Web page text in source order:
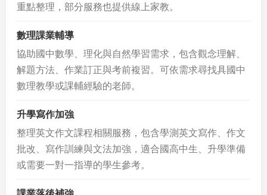
重點整理，部分服務也提供線上家教。
數理課業輔導
協助國中數學、理化與自然學習需求，包含觀念理解、
解題方法、作業訂正與考前複習。可依需求尋找具國中
數理教學或課輔經驗的老師。
升學寫作加強
整理英文作文課程相關服務，包含學測英文寫作、作文
批改、寫作訓練與文法加強，適合國高中生、升學準備
或需要一對一指導的學生參考。